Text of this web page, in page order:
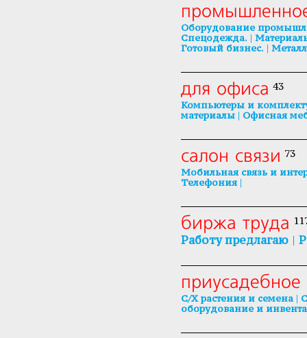
Оборудование
Спецодежда. |
Готовый бизнес. |
для офиса 43
Компьютеры и
материалы | Офисная
салон связи 73
Мобильная связь и
Телефония |
биржа труда
Работу предлагаю |
приусадебное
С/Х растения и семена |
оборудование и